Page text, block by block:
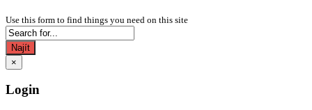
Use this form to find things you need on this site
Najít
×
Login